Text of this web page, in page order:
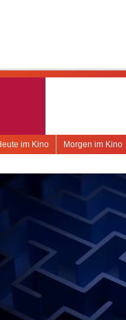
Morgen im Kino
im Kino